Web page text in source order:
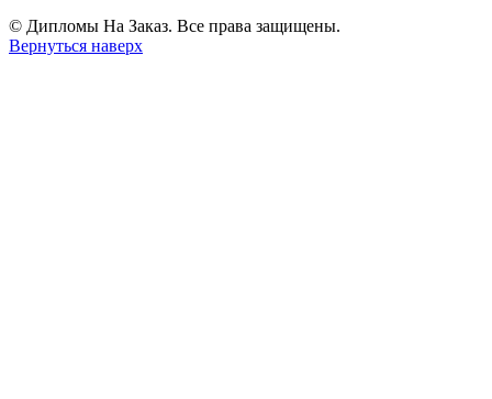
© Дипломы На Заказ. Все права защищены.
Вернуться наверх